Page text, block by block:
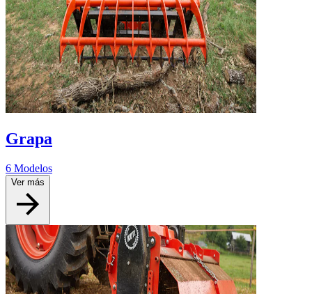
Grapa
6 Modelos
Ver más